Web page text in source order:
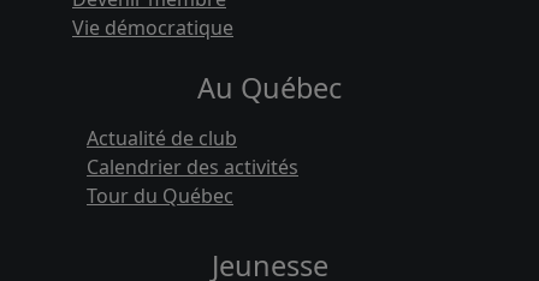
Vie démocratique
Au Québec
Actualité de club
Calendrier des activités
Tour du Québec
Jeunesse